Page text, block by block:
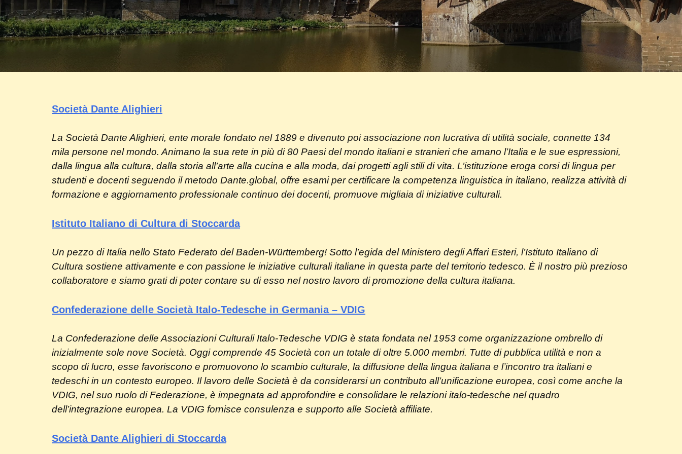
Società Dante Alighieri
La Società Dante Alighieri, ente morale fondato nel 1889 e divenuto poi associazione non lucrativa di utilità sociale, connette 134
mila persone nel mondo. Animano la sua rete in più di 80 Paesi del mondo italiani e stranieri che amano l’Italia e le sue espressioni,
dalla lingua alla cultura, dalla storia all’arte alla cucina e alla moda, dai progetti agli stili di vita. L’istituzione eroga corsi di lingua per
studenti e docenti seguendo il metodo Dante.global, offre esami per certificare la competenza linguistica in italiano, realizza attività di
formazione e aggiornamento professionale continuo dei docenti, promuove migliaia di iniziative culturali.
Istituto Italiano di Cultura di Stoccarda
Un pezzo di Italia nello Stato Federato del Baden-Württemberg! Sotto l’egida del Ministero degli Affari Esteri, l’Istituto Italiano di
Cultura sostiene attivamente e con passione le iniziative culturali italiane in questa parte del territorio tedesco. È il nostro più prezioso
collaboratore e siamo grati di poter contare su di esso nel nostro lavoro di promozione della cultura italiana.
Confederazione delle Società Italo-Tedesche in Germania – VDIG
La Confederazione delle Associazioni Culturali Italo-Tedesche VDIG è stata fondata nel 1953 come organizzazione ombrello di
inizialmente sole nove Società. Oggi comprende 45 Società con un totale di oltre 5.000 membri. Tutte di pubblica utilità e non a
scopo di lucro, esse favoriscono e promuovono lo scambio culturale, la diffusione della lingua italiana e l’incontro tra italiani e
tedeschi in un contesto europeo. Il lavoro delle Società è da considerarsi un contributo all’unificazione europea, così come anche la
VDIG, nel suo ruolo di Federazione, è impegnata ad approfondire e consolidare le relazioni italo-tedesche nel quadro
dell’integrazione europea. La VDIG fornisce consulenza e supporto alle Società affiliate.
Società Dante Alighieri di Stoccarda